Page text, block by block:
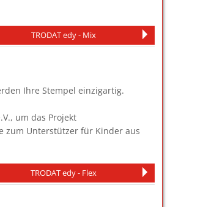
TRODAT edy - Mix
Ihre Stempel einzigartig.
um das Projekt
zum Unterstützer für Kinder aus
TRODAT edy - Flex